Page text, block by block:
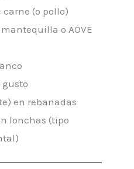
carne (o pollo)
o AOVE
en rebanadas
lonchas (tipo